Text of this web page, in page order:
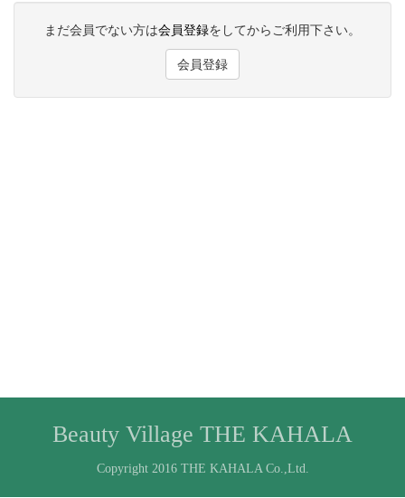
まだ会員でない方は会員登録をしてからご利用下さい。
会員登録
Beauty Village THE KAHALA
Copyright 2016 THE KAHALA Co.,Ltd.